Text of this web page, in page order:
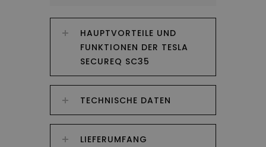
HAUPTVORTEILE UND
FUNKTIONEN DER TESLA
SECUREQ SC35
TECHNISCHE DATEN
LIEFERUMFANG